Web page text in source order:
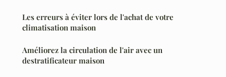
Les erreurs à éviter lors de l'achat de votre
climatisation maison
Améliorez la circulation de l'air avec un
destratificateur maison